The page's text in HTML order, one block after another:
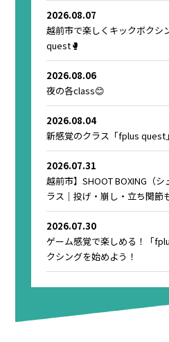
2026.08.07
越前市で楽しくキックボクシ
quest🥊
2026.08.06
夜の各class😊
2026.08.04
新感覚のクラス「fplus quest」
2026.07.31
越前市】SHOOT BOXING（
ラス｜投げ・崩し・立ち関節
2026.07.30
ゲーム感覚で楽しめる！「
クシングを始めよう！